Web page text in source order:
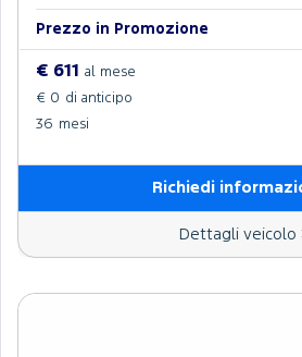
Prezzo in Promozione
€ 611
al mese
€ 0 di anticipo
36 mesi
Richiedi
Dettagli veicolo